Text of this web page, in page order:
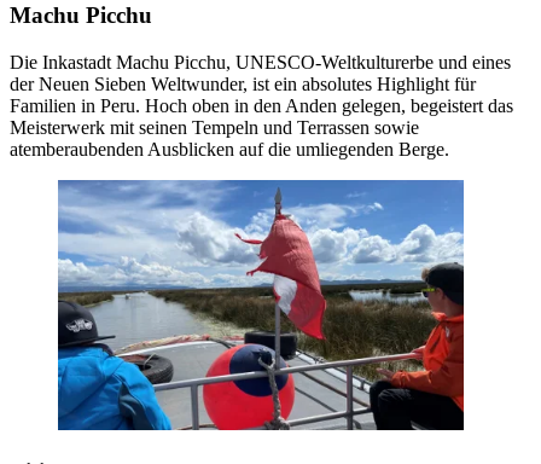
Machu Picchu
Die Inkastadt Machu Picchu, UNESCO-Weltkulturerbe und eines
der Neuen Sieben Weltwunder, ist ein absolutes Highlight für
Familien in Peru. Hoch oben in den Anden gelegen, begeistert das
Meisterwerk mit seinen Tempeln und Terrassen sowie
atemberaubenden Ausblicken auf die umliegenden Berge.